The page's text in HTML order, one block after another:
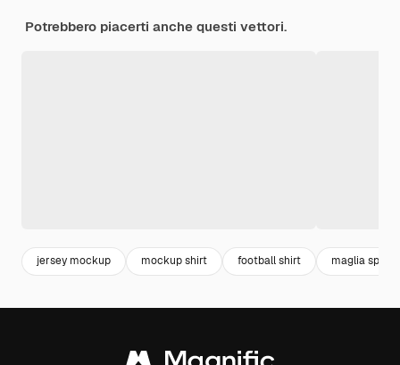
Potrebbero piacerti anche questi vettori.
jersey mockup mockup shirt football shirt maglia